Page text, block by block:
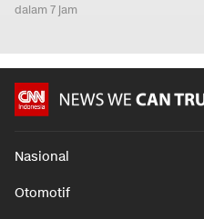
dalam 7 jam
Nasional
Otomotif